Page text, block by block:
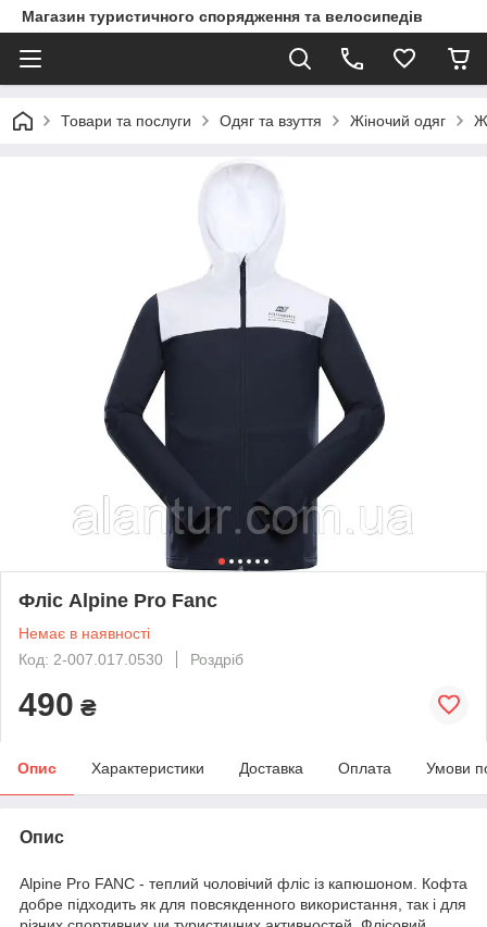
Магазин туристичного спорядження та велосипедів
Товари та послуги Одяг та взуття Жіночий одяг
Фліс Alpine Pro Fanc
Немає в наявності
Код: 2-007.017.0530
Роздріб
490 ₴
Опис Характеристики Доставка Оплата Умови
Опис
Alpine Pro FANC - теплий чоловічий фліс із капюшоном. Кофта
добре підходить як для повсякденного використання, так і для